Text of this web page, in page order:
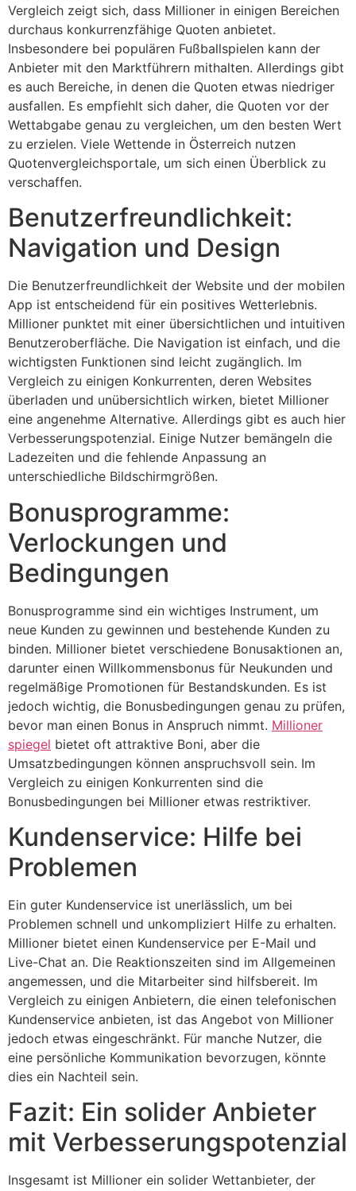
Vergleich zeigt sich, dass Millioner in einigen Bereichen
durchaus konkurrenzfähige Quoten anbietet.
Insbesondere bei populären Fußballspielen kann der
Anbieter mit den Marktführern mithalten. Allerdings gibt
es auch Bereiche, in denen die Quoten etwas niedriger
ausfallen. Es empfiehlt sich daher, die Quoten vor der
Wettabgabe genau zu vergleichen, um den besten Wert
zu erzielen. Viele Wettende in Österreich nutzen
Quotenvergleichsportale, um sich einen Überblick zu
verschaffen.
Benutzerfreundlichkeit:
Navigation und Design
Die Benutzerfreundlichkeit der Website und der mobilen
App ist entscheidend für ein positives Wetterlebnis.
Millioner punktet mit einer übersichtlichen und intuitiven
Benutzeroberfläche. Die Navigation ist einfach, und die
wichtigsten Funktionen sind leicht zugänglich. Im
Vergleich zu einigen Konkurrenten, deren Websites
überladen und unübersichtlich wirken, bietet Millioner
eine angenehme Alternative. Allerdings gibt es auch hier
Verbesserungspotenzial. Einige Nutzer bemängeln die
Ladezeiten und die fehlende Anpassung an
unterschiedliche Bildschirmgrößen.
Bonusprogramme:
Verlockungen und
Bedingungen
Bonusprogramme sind ein wichtiges Instrument, um
neue Kunden zu gewinnen und bestehende Kunden zu
binden. Millioner bietet verschiedene Bonusaktionen an,
darunter einen Willkommensbonus für Neukunden und
regelmäßige Promotionen für Bestandskunden. Es ist
jedoch wichtig, die Bonusbedingungen genau zu prüfen,
bevor man einen Bonus in Anspruch nimmt. Millioner
spiegel bietet oft attraktive Boni, aber die
Umsatzbedingungen können anspruchsvoll sein. Im
Vergleich zu einigen Konkurrenten sind die
Bonusbedingungen bei Millioner etwas restriktiver.
Kundenservice: Hilfe bei
Problemen
Ein guter Kundenservice ist unerlässlich, um bei
Problemen schnell und unkompliziert Hilfe zu erhalten.
Millioner bietet einen Kundenservice per E-Mail und
Live-Chat an. Die Reaktionszeiten sind im Allgemeinen
angemessen, und die Mitarbeiter sind hilfsbereit. Im
Vergleich zu einigen Anbietern, die einen telefonischen
Kundenservice anbieten, ist das Angebot von Millioner
jedoch etwas eingeschränkt. Für manche Nutzer, die
eine persönliche Kommunikation bevorzugen, könnte
dies ein Nachteil sein.
Fazit: Ein solider Anbieter
mit Verbesserungspotenzial
Insgesamt ist Millioner ein solider Wettanbieter, der